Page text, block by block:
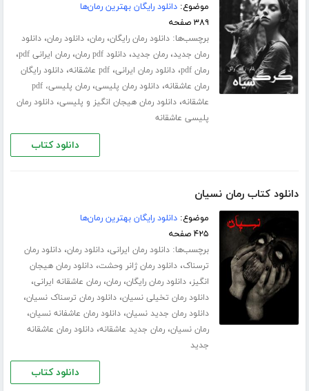
موضوع:دانلود رایگان بهترین رمان‌ها
۳۸۹ صفحه
برچسب‌ها:دانلود رمان رایگان،رمان،دانلود رمان،دانلود
رمان جدید،رمان جدید،دانلود pdf رمان ،رمان ایرانی pdf ،
رمان pdf ،دانلود رمان ایرانی،pdf عاشقانه ،دانلود رایگان
رمان عاشقانه،دانلود رمان پلیسی،
رمان پلیسی، pdf
عاشقانه،دانلود رمان هیجان انگیز و پلیسی،دانلود رمان
پلیسی عاشقانه
دانلود کتاب
دانلود کتاب رمان نسیان
موضوع:دانلود رایگان بهترین رمان‌ها
۴۲۵ صفحه
برچسب‌ها:دانلود رمان ایرانی،دانلود رمان،دانلود رمان
ترسناک،دانلود رمان ژانر وحشت،دانلود رمان هیجان
انگیز،دانلود رمان رایگان،رمان،رمان عاشقانه ایرانی،
دانلود رمان تخیلی نسیان،دانلود رمان ترسناک نسیان،
دانلود رمان جدید نسیان،دانلود رمان عاشفانه نسیان،
رمان نسیان،رمان جدید عاشقانه،دانلود رمان عاشقانه
جدید
دانلود کتاب